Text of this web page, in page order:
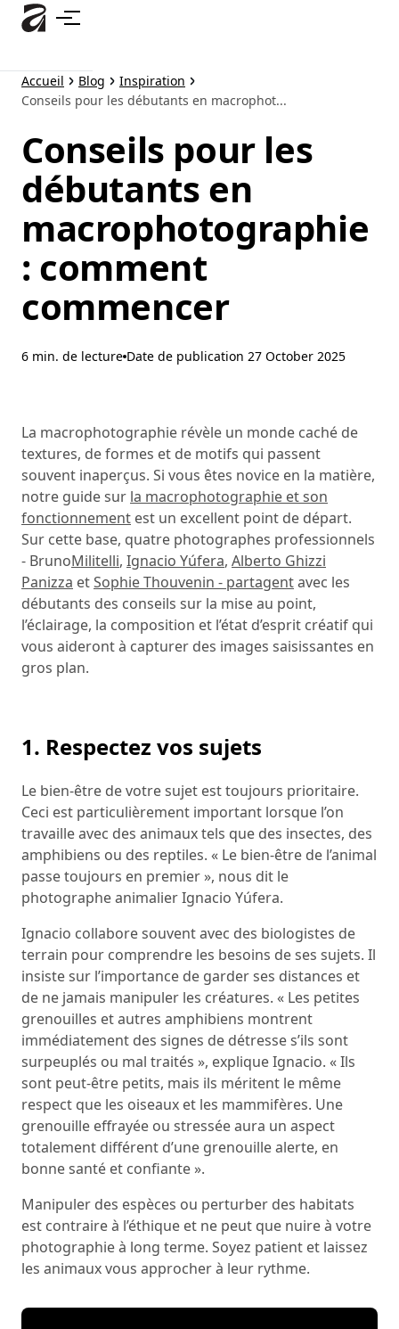
Accéder
principal
Accueil Blog
Inspiration
Conseils pour les débutants en macrophot...
Conseils pour les
débutants en
macrophotographie
: comment
commencer
6 min. de lecture Date de publication 27 October 2025
La macrophotographie révèle un monde caché de
textures, de formes et de motifs qui passent
souvent inaperçus. Si vous êtes novice en la matière,
notre guide sur la macrophotographie et son
fonctionnement est un excellent point de départ.
Sur cette base, quatre photographes professionnels
- BrunoMilitelli, Ignacio Yúfera, Alberto Ghizzi
Panizza etSophie Thouvenin - partagentavec les
débutants des conseils sur la mise au point,
l’éclairage, la composition et l’état d’esprit créatif qui
vous aideront à capturer des images saisissantes en
gros plan.
1. Respectez vos sujets
Le bien-être de votre sujet est toujours prioritaire.
Ceci est particulièrement important lorsque l’on
travaille avec des animaux tels que des insectes, des
amphibiens ou des reptiles. « Le bien-être de l’animal
passe toujours en premier », nous dit le
photographe animalier Ignacio Yúfera.
Ignacio collabore souvent avec des biologistes de
terrain pour comprendre les besoins de ses sujets. Il
insiste sur l’importance de garder ses distances et
de ne jamais manipuler les créatures. « Les petites
grenouilles et autres amphibiens montrent
immédiatement des signes de détresse s’ils sont
surpeuplés ou mal traités », explique Ignacio. « Ils
sont peut-être petits, mais ils méritent le même
respect que les oiseaux et les mammifères. Une
grenouille effrayée ou stressée aura un aspect
totalement différent d’une grenouille alerte, en
bonne santé et confiante ».
Manipuler des espèces ou perturber des habitats
est contraire à l’éthique et ne peut que nuire à votre
photographie à long terme. Soyez patient et laissez
les animaux vous approcher à leur rythme.